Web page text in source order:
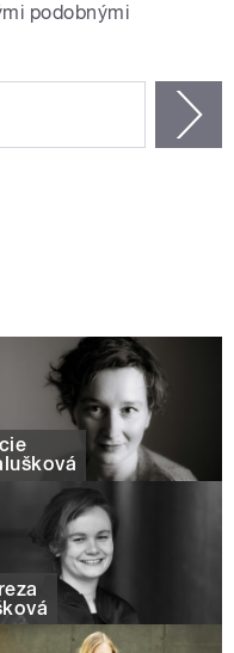
podobnými